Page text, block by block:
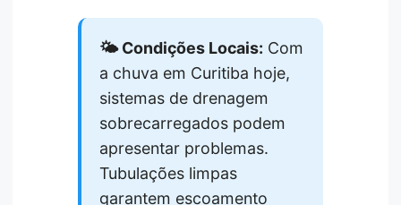
🌤️ Condições Locais: Com
a chuva em Curitiba hoje,
sistemas de drenagem
sobrecarregados podem
apresentar problemas.
Tubulações limpas
garantem escoamento